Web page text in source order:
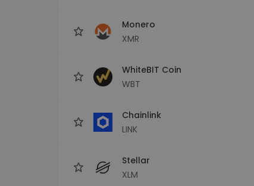
Monero
XMR
WhiteBIT Coin
WBT
Chainlink
LINK
Stellar
XLM